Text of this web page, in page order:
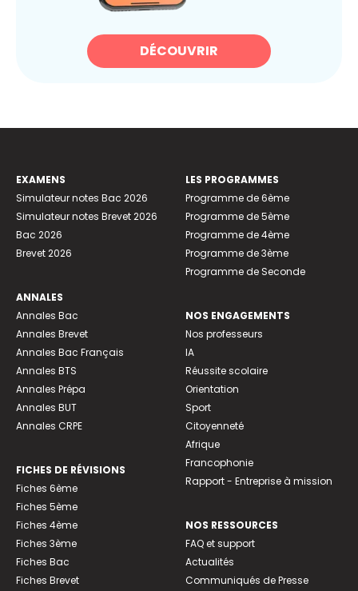
DÉCOUVRIR
EXAMENS
Simulateur notes Bac 2026
Simulateur notes Brevet 2026
Bac 2026
Brevet 2026
ANNALES
Annales Bac
Annales Brevet
Annales Bac Français
Annales BTS
Annales Prépa
Annales BUT
Annales CRPE
FICHES DE RÉVISIONS
Fiches 6ème
Fiches 5ème
Fiches 4ème
Fiches 3ème
Fiches Bac
Fiches Brevet
LES PROGRAMMES
Programme de 6ème
Programme de 5ème
Programme de 4ème
Programme de 3ème
Programme de Seconde
NOS ENGAGEMENTS
Nos professeurs
IA
Réussite scolaire
Orientation
Sport
Citoyenneté
Afrique
Francophonie
Rapport - Entreprise à mission
NOS RESSOURCES
FAQ et support
Actualités
Communiqués de Presse